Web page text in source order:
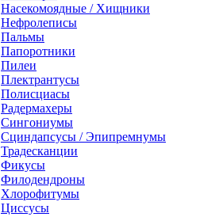
Насекомоядные / Хищники
Нефролеписы
Пальмы
Папоротники
Пилеи
Плектрантусы
Полисциасы
Радермахеры
Сингониумы
Сциндапсусы / Эпипремнумы
Традесканции
Фикусы
Филодендроны
Хлорофитумы
Циссусы